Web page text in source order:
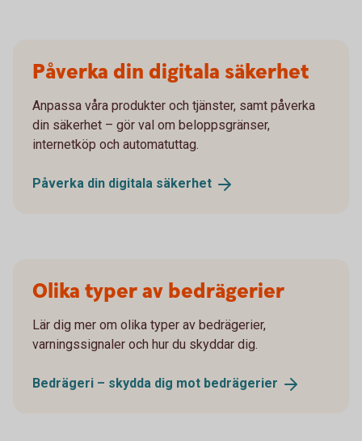
Påverka din digitala säkerhet
Anpassa våra produkter och tjänster, samt påverka
din säkerhet – gör val om beloppsgränser,
internetköp och automatuttag.
Påverka din digitala säkerhet
Olika typer av bedrägerier
Lär dig mer om olika typer av bedrägerier,
varningssignaler och hur du skyddar dig.
Bedrägeri – skydda dig mot bedrägerier